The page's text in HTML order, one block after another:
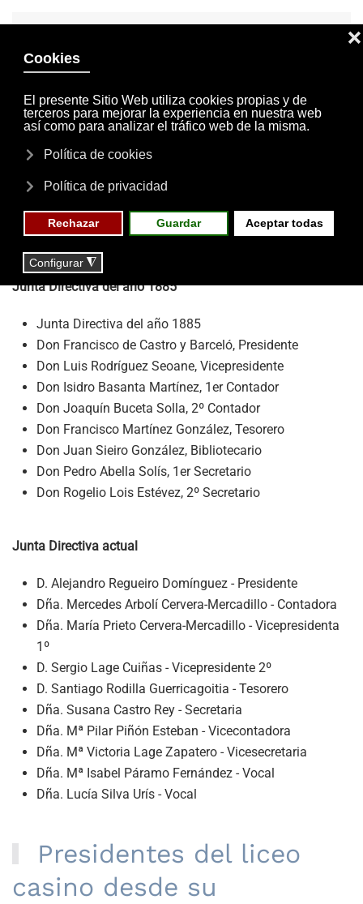
INVITACIONES
MI CUENTA
Junta directiva
Cada cuatro años los socios del Liceo eligen entre sus
para gestionar los intereses de la sociedad. Han sido
muchas las juntas directivas y los presidentes que han
pasado por el Casino en sus más de 150 años de historia.
Junta Directiva del año 1885
Junta Directiva del año 1885
Don Francisco de Castro y Barceló, Presidente
Don Luis Rodríguez Seoane, Vicepresidente
Don Isidro Basanta Martínez, 1er Contador
Don Joaquín Buceta Solla, 2º Contador
Don Francisco Martínez González, Tesorero
Don Juan Sieiro González, Bibliotecario
Don Pedro Abella Solís, 1er Secretario
Don Rogelio Lois Estévez, 2º Secretario
Junta Directiva actual
D. Alejandro Regueiro Domínguez - Presidente
Dña. Mercedes Arbolí Cervera-Mercadillo - Contadora
Dña. María Prieto Cervera-Mercadillo - Vicepresidenta
1º
D. Sergio Lage Cuiñas - Vicepresidente 2º
D. Santiago Rodilla Guerricagoitia - Tesorero
Dña. Susana Castro Rey - Secretaria
Dña. Mª Pilar Piñón Esteban - Vicecontadora
Dña. Mª Victoria Lage Zapatero - Vicesecretaria
Dña. Mª Isabel Páramo Fernández - Vocal
Dña. Lucía Silva Urís - Vocal
Presidentes del liceo
casino desde su